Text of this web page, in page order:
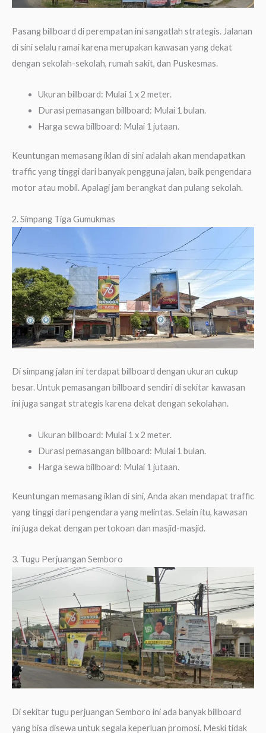
Pasang billboard di perempatan ini sangatlah strategis. Jalanan
di sini selalu ramai karena merupakan kawasan yang dekat
dengan sekolah-sekolah, rumah sakit, dan Puskesmas.
Ukuran billboard: Mulai 1 x 2 meter.
Durasi pemasangan billboard: Mulai 1 bulan.
Harga sewa billboard: Mulai 1 jutaan.
Keuntungan memasang iklan di sini adalah akan mendapatkan
traffic yang tinggi dari banyak pengguna jalan, baik pengendara
motor atau mobil. Apalagi jam berangkat dan pulang sekolah.
2. Simpang Tiga Gumukmas
Di simpang jalan ini terdapat billboard dengan ukuran cukup
besar. Untuk pemasangan billboard sendiri di sekitar kawasan
ini juga sangat strategis karena dekat dengan sekolahan.
Ukuran billboard: Mulai 1 x 2 meter.
Durasi pemasangan billboard: Mulai 1 bulan.
Harga sewa billboard: Mulai 1 jutaan.
Keuntungan memasang iklan di sini, Anda akan mendapat traffic
yang tinggi dari pengendara yang melintas. Selain itu, kawasan
ini juga dekat dengan pertokoan dan masjid-masjid.
3. Tugu Perjuangan Semboro
Di sekitar tugu perjuangan Semboro ini ada banyak billboard
yang bisa disewa untuk segala keperluan promosi. Meski tidak